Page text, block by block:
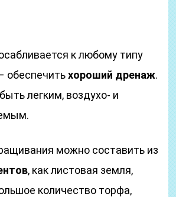
к любому типу
обеспечитьхороший дренаж.
легким, воздухо- и
можно составить из
, как листовая земля,
количество торфа,